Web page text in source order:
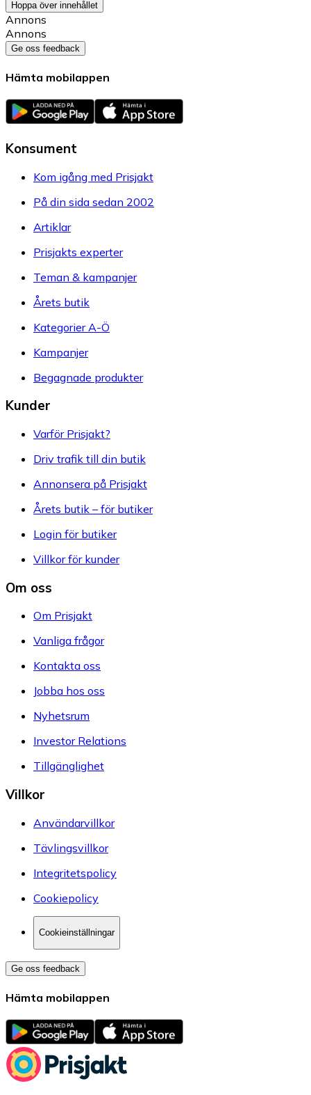
Hoppa över innehållet
Annons
Annons
Ge oss feedback
Hämta mobilappen
Konsument
Kom igång med Prisjakt
På din sida sedan 2002
Artiklar
Prisjakts experter
Teman & kampanjer
Årets butik
Kategorier A-Ö
Kampanjer
Begagnade produkter
Kunder
Varför Prisjakt?
Driv trafik till din butik
Annonsera på Prisjakt
Årets butik – för butiker
Login för butiker
Villkor för kunder
Om oss
Om Prisjakt
Vanliga frågor
Kontakta oss
Jobba hos oss
Nyhetsrum
Investor Relations
Tillgänglighet
Villkor
Användarvillkor
Tävlingsvillkor
Integritetspolicy
Cookiepolicy
Cookieinställningar
Ge oss feedback
Hämta mobilappen